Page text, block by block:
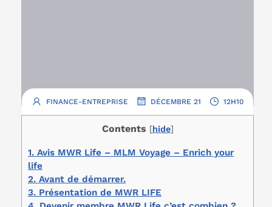
FINANCE-ENTREPRISE DÉCEMBRE 21 12H10
Contents [hide]
1. Avis MWR Life – MLM Voyage – Enrich your
life
2. Avant de démarrer.
3. Présentation de MWR LIFE